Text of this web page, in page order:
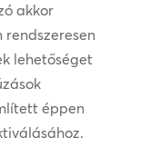
akkor
lehetőséget
éppen